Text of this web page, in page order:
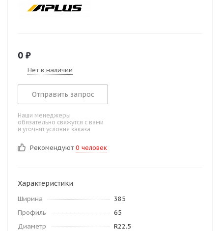
0 ₽
Нет в наличии
Отправить запрос
Наши менеджеры
обязательно свяжутся с вами
и уточнят условия заказа
Рекомендуют 0 человек
Характеристики
Ширина
385
Профиль
65
Диаметр
R22.5